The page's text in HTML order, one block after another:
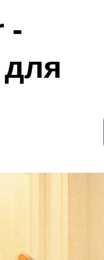
-